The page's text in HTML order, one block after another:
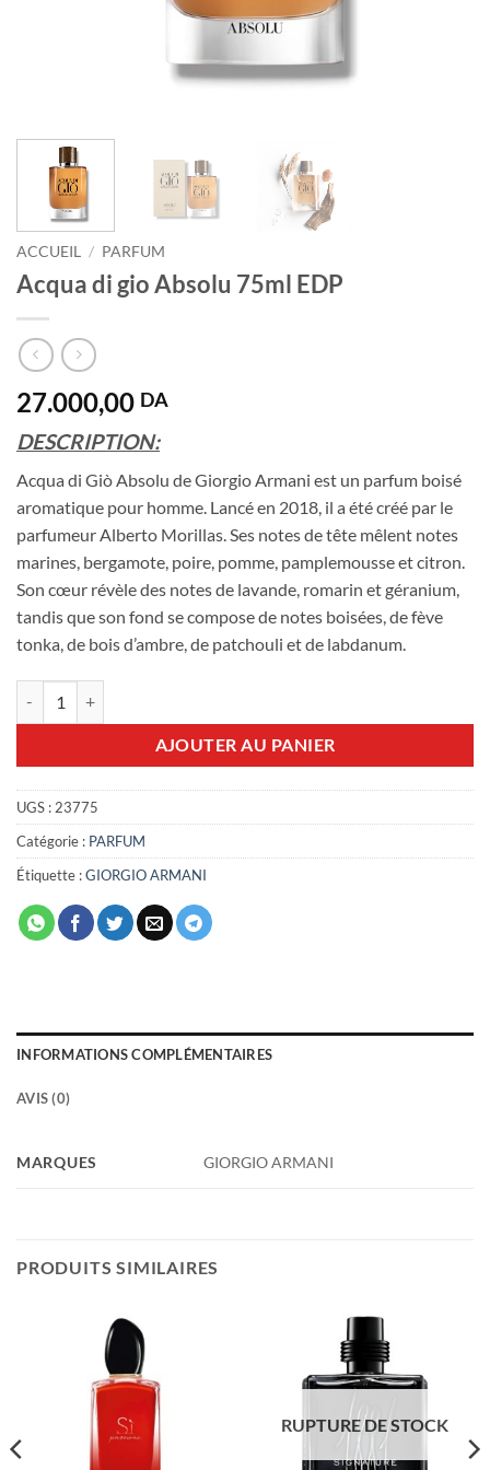
ACCUEIL / PARFUM
Acqua di gio Absolu 75ml EDP
27.000,00 DA
DESCRIPTION:
Acqua di Giò Absolu de Giorgio Armani est un parfum boisé
aromatique pour homme. Lancé en 2018, il a été créé par le
parfumeur Alberto Morillas. Ses notes de tête mêlent notes
marines, bergamote, poire, pomme, pamplemousse et citron.
Son cœur révèle des notes de lavande, romarin et géranium,
tandis que son fond se compose de notes boisées, de fève
tonka, de bois d’ambre, de patchouli et de labdanum.
AJOUTER AU PANIER
UGS : 23775
Catégorie : PARFUM
Étiquette :GIORGIO ARMANI
INFORMATIONS COMPLÉMENTAIRES
AVIS (0)
MARQUES GIORGIO ARMANI
PRODUITS SIMILAIRES
RUPTURE DE STOCK